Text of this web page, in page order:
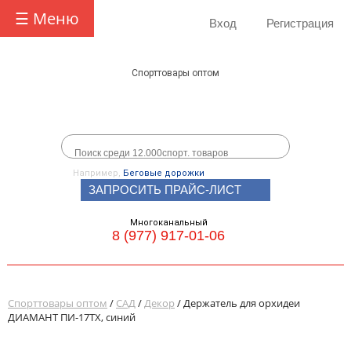
☰ Меню Вход Регистрация
Спорттовары оптом
Например, Беговые дорожки
ЗАПРОСИТЬ ПРАЙС-ЛИСТ
Многоканальный
8 (977) 917-01-06
Спорттовары оптом / САД/Декор / Держатель для орхидеи
ДИАМАНТ ПИ-17TX, синий